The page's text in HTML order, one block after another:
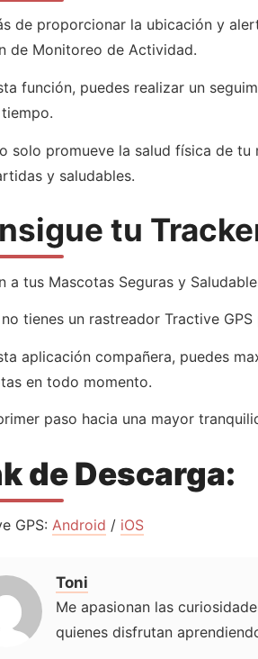
de proporcionar la ubicación y
de Monitoreo de Actividad.
función, puedes realizar un
solo promueve la salud física de
y saludables.
tu
a tus Mascotas Seguras y
tienes un rastreador Tractive
aplicación compañera, puedes
en todo momento.
paso hacia una mayor
de Descarga:
GPS: Android / iOS
Toni
Me apasionan las
quienes disfrutan